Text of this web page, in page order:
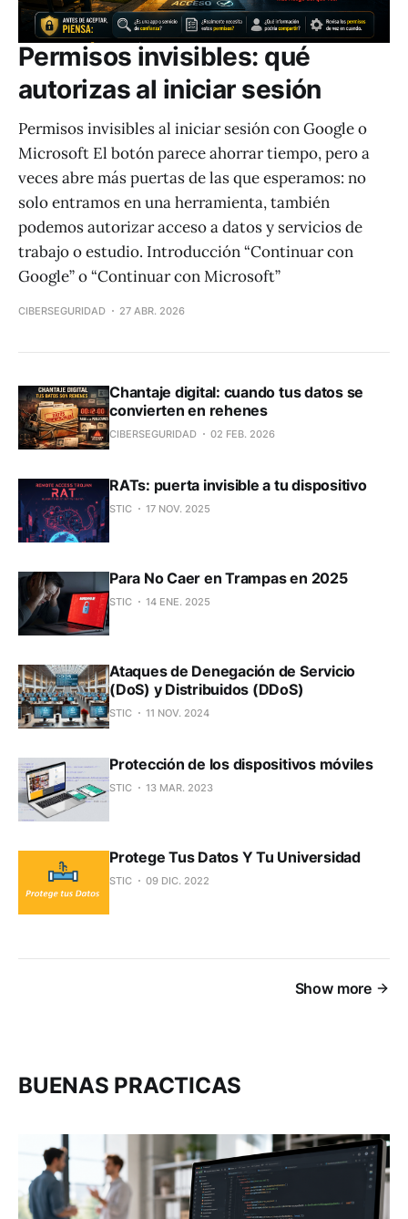
Permisos invisibles: qué
autorizas al iniciar sesión
Permisos invisibles al iniciar sesión con Google o
Microsoft El botón parece ahorrar tiempo, pero a
veces abre más puertas de las que esperamos: no
solo entramos en una herramienta, también
podemos autorizar acceso a datos y servicios de
trabajo o estudio. Introducción “Continuar con
Google” o “Continuar con Microsoft”
CIBERSEGURIDAD 27 ABR. 2026
Chantaje digital: cuando tus datos se
convierten en rehenes
CIBERSEGURIDAD 02 FEB. 2026
RATs: puerta invisible a tu dispositivo
STIC 17 NOV. 2025
Para No Caer en Trampas en 2025
STIC 14 ENE. 2025
Ataques de Denegación de Servicio
(DoS) y Distribuidos (DDoS)
STIC 11 NOV. 2024
Protección de los dispositivos móviles
STIC 13 MAR. 2023
Protege Tus Datos Y Tu Universidad
STIC 09 DIC. 2022
Show more
BUENAS PRACTICAS